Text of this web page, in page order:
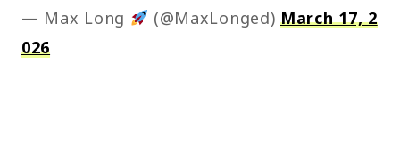
— Max Long (@MaxLonged)March 17, 2
026